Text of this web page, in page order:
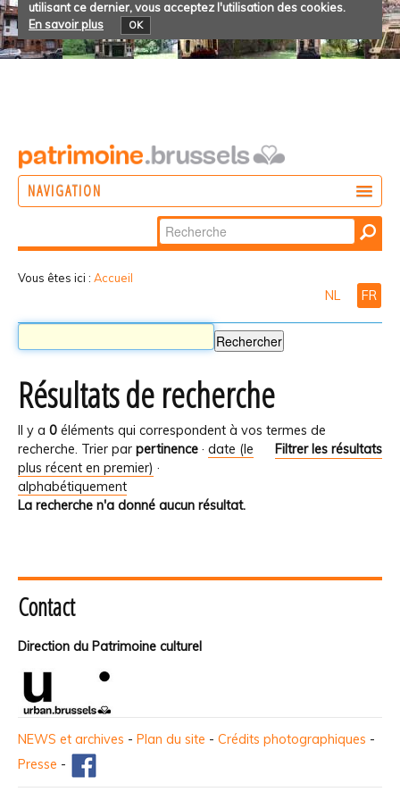
utilisant ce dernier, vous acceptez l'utilisation des cookies.
En savoir plus
OK
NAVIGATION
Chercher par
Recherche
Vous êtes ici : Accueil
NL FR
Résultats de recherche
Il y a 0 éléments qui correspondent à vos termes de
recherche.
Filtrer les résultats
Trier par pertinence · date (le
plus récent en premier) ·
alphabétiquement
La recherche n'a donné aucun résultat.
Contact
Direction du Patrimoine culturel
NEWS et archives - Plan du site - Crédits photographiques -
Presse -